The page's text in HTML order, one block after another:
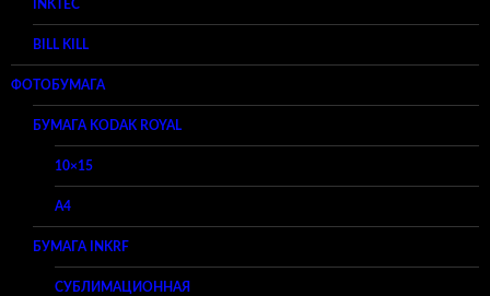
INKTEC
BILL KILL
ФОТОБУМАГА
БУМАГА KODAK ROYAL
10×15
A4
БУМАГА INKRF
СУБЛИМАЦИОННАЯ